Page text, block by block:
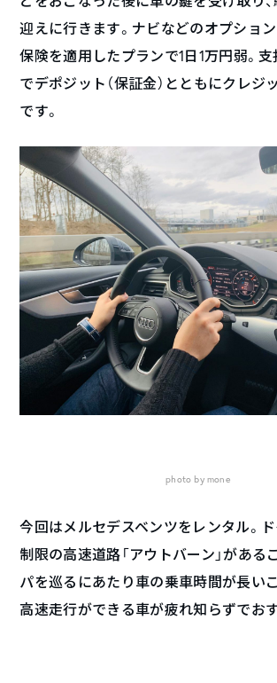
迎えに行きます。ナビなどのオプショ
保険を適用したプランで1日1万円弱。
でデポジット（保証金）とともにクレジ
です。
photo by mone
今回はメルセデスベンツをレンタル。
制限の高速道路「アウトバーン」がある
パを巡るにあたり車の乗車時間が長い
高速走行ができる車が疲れ知らずでおす